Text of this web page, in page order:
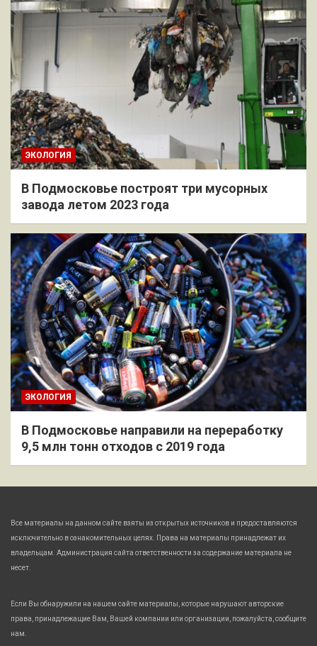
ЭКОЛОГИЯ
В Подмосковье построят три мусорных
завода летом 2023 года
ЭКОЛОГИЯ
В Подмосковье направили на переработку
9,5 млн тонн отходов с 2019 года
Все материалы на данном сайте взяты из открытых источников и предоставляются
исключительно в ознакомительных целях. Права на материалы принадлежат их
владельцам. Администрация сайта ответственности за содержание материала не
несет.
Если Вы обнаружили на нашем сайте материалы, которые нарушают авторские
права, принадлежащие Вам, Вашей компании или организации, пожалуйста, сообщите
нам.